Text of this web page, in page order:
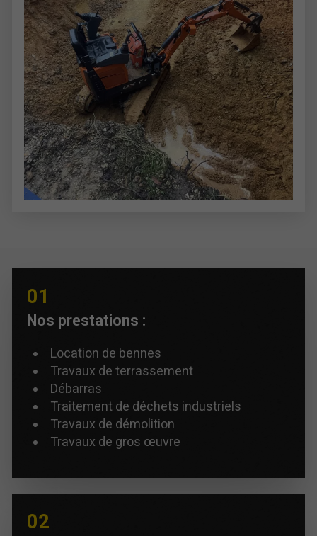
Nos prestations :
Location de bennes
Travaux de terrassement
Débarras
Traitement de déchets industriels
Travaux de démolition
Travaux de gros œuvre